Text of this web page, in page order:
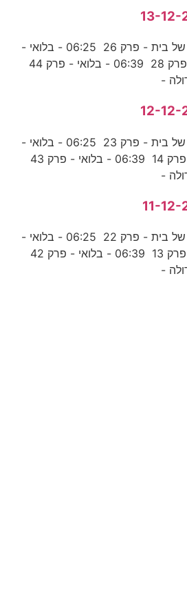
06:00 - מיקי מאוס - כייף של בית - פרק 26 06:25 - בלואי -
06:00 - מיקי מאוס - כייף של בית - פרק 23 06:25 - בלואי -
06:00 - מיקי מאוס - כייף של בית - פרק 22 06:25 - בלואי -